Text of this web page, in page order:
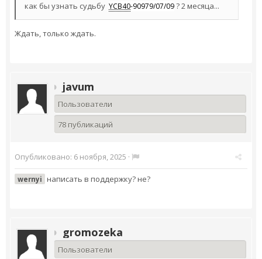
как бы узнать судьбу YCB40-90979/07/09? 2 месяца...
Ждать, только ждать.
javum
Пользователи
78 публикаций
Опубликовано: 6 ноября, 2025 ·
wernyi написать в поддержку? не?
gromozeka
Пользователи